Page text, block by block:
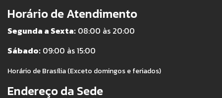
Horário de Atendimento
Segunda a Sexta: 08:00 às 20:00
Sábado: 09:00 às 15:00
Horário de Brasília (Exceto domingos e feriados)
Endereço da Sede